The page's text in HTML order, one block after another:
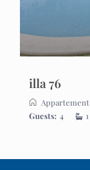
illa 76
Appartement
Guests: 4 1